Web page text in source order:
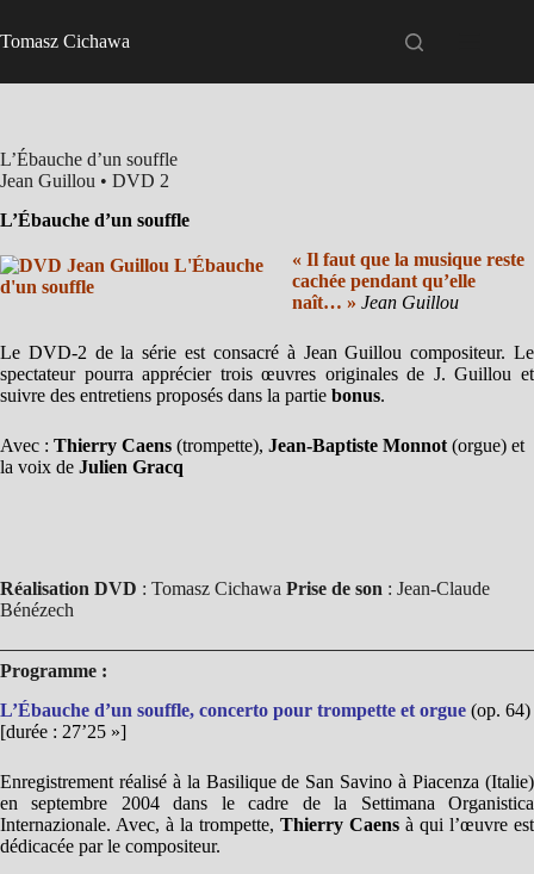
au
contenu
Tomasz Cichawa
L’Ébauche d’un souffle
Jean Guillou • DVD 2
L’Ébauche d’un souffle
« Il faut que la musique reste
cachée pendant qu’elle
naît… » Jean Guillou
Le DVD-2 de la série est consacré à Jean Guillou compositeur. Le
spectateur pourra apprécier trois œuvres originales de J. Guillou et
suivre des entretiens proposés dans la partie bonus.
Avec : Thierry Caens (trompette), Jean-Baptiste Monnot (orgue) et
la voix de Julien Gracq
Réalisation DVD : Tomasz Cichawa Prise de son : Jean-Claude
Bénézech
Programme :
L’Ébauche d’un souffle, concerto pour trompette et orgue (op. 64)
[durée : 27’25 »]
Enregistrement réalisé à la Basilique de San Savino à Piacenza (Italie)
en septembre 2004 dans le cadre de la Settimana Organistica
Internazionale. Avec, à la trompette, Thierry Caens à qui l’œuvre est
dédicacée par le compositeur.